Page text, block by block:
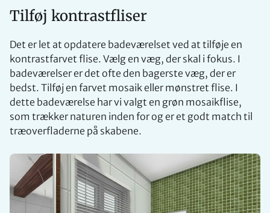
Tilføj kontrastfliser
Det er let at opdatere badeværelset ved at tilføje en
kontrastfarvet flise. Vælg en væg, der skal i fokus. I
badeværelser er det ofte den bagerste væg, der er
bedst. Tilføj en farvet mosaik eller mønstret flise. I
dette badeværelse har vi valgt en grøn mosaikflise,
som trækker naturen inden for og er et godt match til
træoverfladerne på skabene.